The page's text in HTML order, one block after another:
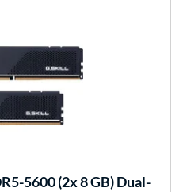
5600 (2x 8 GB) Dual-